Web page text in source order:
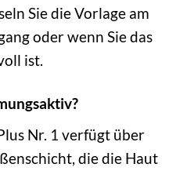
Sie die Vorlage am
oder wenn Sie das
ist.
Nr. 1 verfügt über
die die Haut